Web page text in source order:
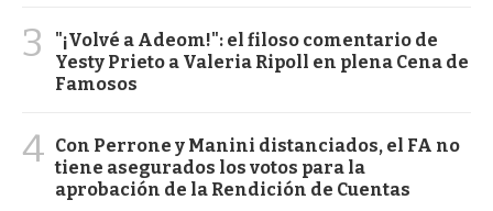
3
"¡Volvé a Adeom!": el filoso comentario de
Yesty Prieto a Valeria Ripoll en plena Cena de
Famosos
4 Con Perrone y Manini distanciados, el FA no
tiene asegurados los votos para la
aprobación de la Rendición de Cuentas